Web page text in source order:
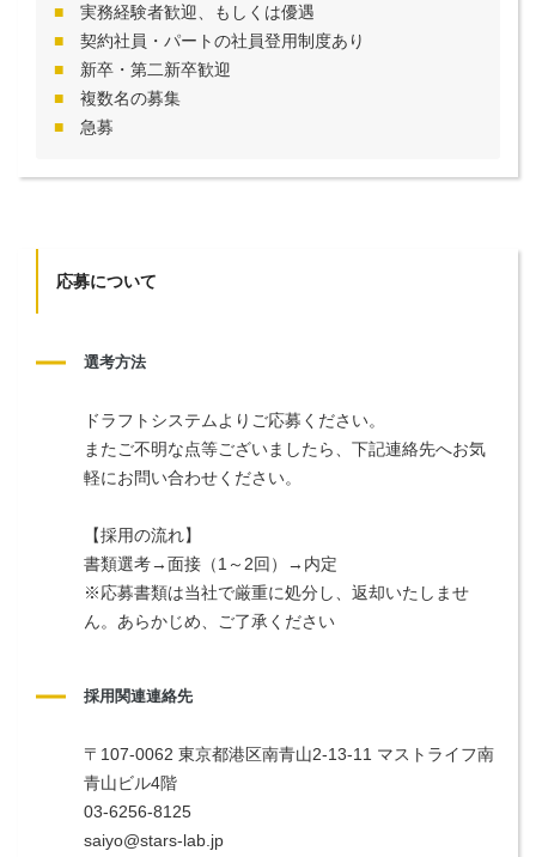
実務経験者歓迎、もしくは優遇
契約社員・パートの社員登用制度あり
新卒・第二新卒歓迎
複数名の募集
急募
応募について
選考方法
ドラフトシステムよりご応募ください。
またご不明な点等ございましたら、下記連絡先へお気
軽にお問い合わせください。
【採用の流れ】
書類選考→面接（1～2回）→内定
※応募書類は当社で厳重に処分し、返却いたしませ
ん。あらかじめ、ご了承ください
採用関連連絡先
〒107-0062 東京都港区南青山2-13-11 マストライフ南
青山ビル4階
03-6256-8125
saiyo@stars-lab.jp